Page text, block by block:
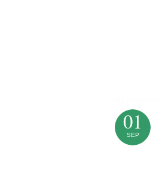
01
SEP